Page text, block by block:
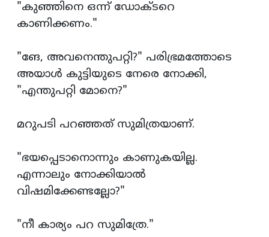
"കുഞ്ഞിനെ ഒന്ന് ഡോക്ടറെ
കാണിക്കണം."
"ങേ, അവനെന്തുപറ്റി?" പരിഭ്രമത്തോടെ
അയാള്‍ കുട്ടിയുടെ നേരെ നോക്കി,
"എന്തുപറ്റി മോനെ?"
മറുപടി പറഞ്ഞത് സുമിത്രയാണ്.
"ഭയപ്പെടാനൊന്നും കാണുകയില്ല.
എന്നാലും നോക്കിയാല്‍
വിഷമിക്കേണ്ടല്ലോ?"
"നീ കാര്യം പറ സുമിത്രേ."